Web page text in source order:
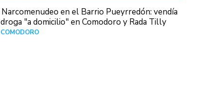
Narcomenudeo en el Barrio Pueyrredón: vendía
droga "a domicilio" en Comodoro y Rada Tilly
COMODORO